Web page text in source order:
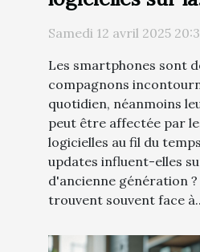
performance
conseils
Samedi 12 avril 2025
Les smartphones sont
compagnons
quotidien, néanmoins
peut être affectée par
logicielles au fil du
updates influent-elles
d'ancienne génération
trouvent souvent face